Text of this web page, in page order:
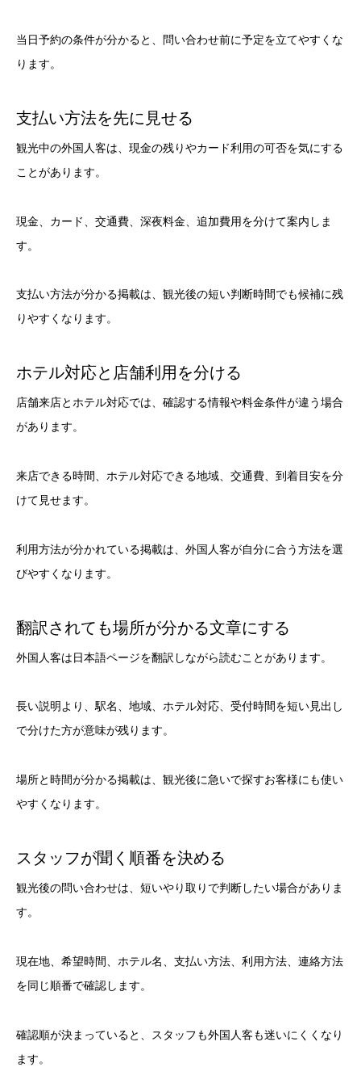
当日予約の条件が分かると、問い合わせ前に予定を立てやすくな
ります。
支払い方法を先に見せる
観光中の外国人客は、現金の残りやカード利用の可否を気にする
ことがあります。
現金、カード、交通費、深夜料金、追加費用を分けて案内しま
す。
支払い方法が分かる掲載は、観光後の短い判断時間でも候補に残
りやすくなります。
ホテル対応と店舗利用を分ける
店舗来店とホテル対応では、確認する情報や料金条件が違う場合
があります。
来店できる時間、ホテル対応できる地域、交通費、到着目安を分
けて見せます。
利用方法が分かれている掲載は、外国人客が自分に合う方法を選
びやすくなります。
翻訳されても場所が分かる文章にする
外国人客は日本語ページを翻訳しながら読むことがあります。
長い説明より、駅名、地域、ホテル対応、受付時間を短い見出し
で分けた方が意味が残ります。
場所と時間が分かる掲載は、観光後に急いで探すお客様にも使い
やすくなります。
スタッフが聞く順番を決める
観光後の問い合わせは、短いやり取りで判断したい場合がありま
す。
現在地、希望時間、ホテル名、支払い方法、利用方法、連絡方法
を同じ順番で確認します。
確認順が決まっていると、スタッフも外国人客も迷いにくくなり
ます。